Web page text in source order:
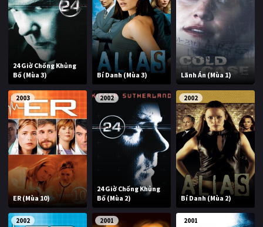
24 Giờ Chống Khủng
Bố (Mùa 3)
Bí Danh (Mùa 3) Lãnh Án (Mùa 1)
2003
ER (Mùa 10)
2002
24 Giờ Chống Khủng
Bố (Mùa 2)
2002
Bí Danh (Mùa 2)
2002 2001 2001